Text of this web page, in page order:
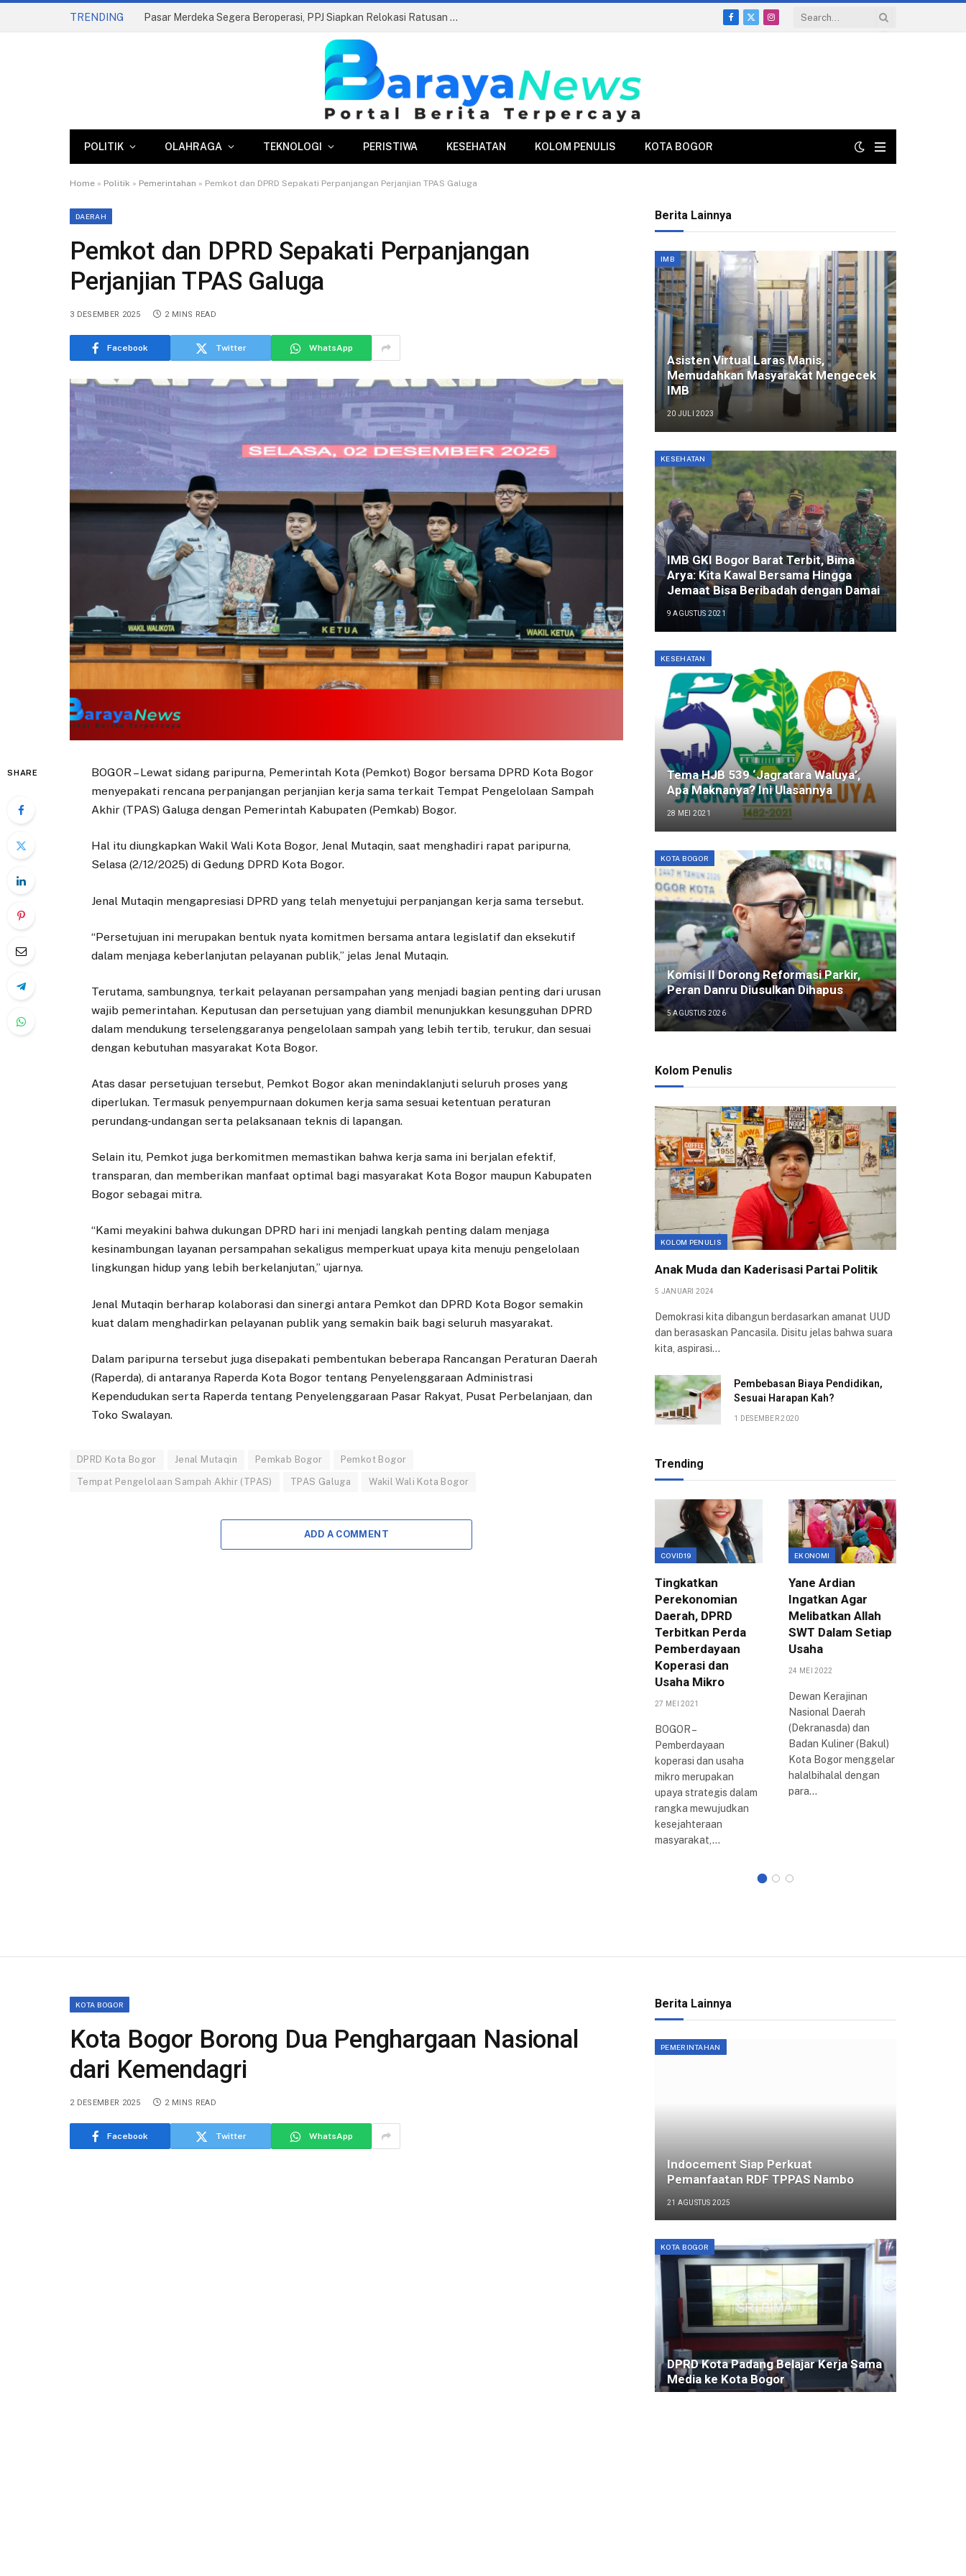
TRENDING Pasar Merdeka Segera Beroperasi, PPJ Siapkan Relokasi Ratusan Pedagang dan PKL
Facebook
X
Instagram
POLITIK OLAHRAGA TEKNOLOGI PERISTIWA KESEHATAN KOLOM PENULIS KOTA BOGOR
Home » Politik » Pemerintahan » Pemkot dan DPRD Sepakati Perpanjangan Perjanjian TPAS Galuga
DAERAH
Pemkot dan DPRD Sepakati Perpanjangan
Perjanjian TPAS Galuga
3 DESEMBER 2025 2 MINS READ
Facebook Twitter WhatsApp
SHARE
BOGOR – Lewat sidang paripurna, Pemerintah Kota (Pemkot) Bogor bersama DPRD Kota Bogor
menyepakati rencana perpanjangan perjanjian kerja sama terkait Tempat Pengelolaan Sampah
Akhir (TPAS) Galuga dengan Pemerintah Kabupaten (Pemkab) Bogor.
Hal itu diungkapkan Wakil Wali Kota Bogor, Jenal Mutaqin, saat menghadiri rapat paripurna,
Selasa (2/12/2025) di Gedung DPRD Kota Bogor.
Jenal Mutaqin mengapresiasi DPRD yang telah menyetujui perpanjangan kerja sama tersebut.
“Persetujuan ini merupakan bentuk nyata komitmen bersama antara legislatif dan eksekutif
dalam menjaga keberlanjutan pelayanan publik,” jelas Jenal Mutaqin.
Terutama, sambungnya, terkait pelayanan persampahan yang menjadi bagian penting dari urusan
wajib pemerintahan. Keputusan dan persetujuan yang diambil menunjukkan kesungguhan DPRD
dalam mendukung terselenggaranya pengelolaan sampah yang lebih tertib, terukur, dan sesuai
dengan kebutuhan masyarakat Kota Bogor.
Atas dasar persetujuan tersebut, Pemkot Bogor akan menindaklanjuti seluruh proses yang
diperlukan. Termasuk penyempurnaan dokumen kerja sama sesuai ketentuan peraturan
perundang-undangan serta pelaksanaan teknis di lapangan.
Selain itu, Pemkot juga berkomitmen memastikan bahwa kerja sama ini berjalan efektif,
transparan, dan memberikan manfaat optimal bagi masyarakat Kota Bogor maupun Kabupaten
Bogor sebagai mitra.
“Kami meyakini bahwa dukungan DPRD hari ini menjadi langkah penting dalam menjaga
kesinambungan layanan persampahan sekaligus memperkuat upaya kita menuju pengelolaan
lingkungan hidup yang lebih berkelanjutan,” ujarnya.
Jenal Mutaqin berharap kolaborasi dan sinergi antara Pemkot dan DPRD Kota Bogor semakin
kuat dalam menghadirkan pelayanan publik yang semakin baik bagi seluruh masyarakat.
Dalam paripurna tersebut juga disepakati pembentukan beberapa Rancangan Peraturan Daerah
(Raperda), di antaranya Raperda Kota Bogor tentang Penyelenggaraan Administrasi
Kependudukan serta Raperda tentang Penyelenggaraan Pasar Rakyat, Pusat Perbelanjaan, dan
Toko Swalayan.
DPRD Kota Bogor Jenal Mutaqin Pemkab Bogor Pemkot Bogor
Tempat Pengelolaan Sampah Akhir (TPAS) TPAS Galuga Wakil Wali Kota Bogor
ADD A COMMENT
Berita Lainnya
IMB
Asisten Virtual Laras Manis,
Memudahkan Masyarakat Mengecek
IMB
20 JULI 2023
KESEHATAN
IMB GKI Bogor Barat Terbit, Bima
Arya: Kita Kawal Bersama Hingga
Jemaat Bisa Beribadah dengan Damai
9 AGUSTUS 2021
KESEHATAN
Tema HJB 539 ‘Jagratara Waluya’,
Apa Maknanya? Ini Ulasannya
28 MEI 2021
KOTA BOGOR
Komisi II Dorong Reformasi Parkir,
Peran Danru Diusulkan Dihapus
5 AGUSTUS 2026
Kolom Penulis
KOLOM PENULIS
Anak Muda dan Kaderisasi Partai Politik
5 JANUARI 2024
Demokrasi kita dibangun berdasarkan amanat UUD
dan berasaskan Pancasila. Disitu jelas bahwa suara
kita, aspirasi…
Pembebasan Biaya Pendidikan,
Sesuai Harapan Kah?
1 DESEMBER 2020
Trending
COVID19
Tingkatkan
Perekonomian
Daerah, DPRD
Terbitkan Perda
Pemberdayaan
Koperasi dan
Usaha Mikro
27 MEI 2021
BOGOR –
Pemberdayaan
koperasi dan usaha
mikro merupakan
upaya strategis dalam
rangka mewujudkan
kesejahteraan
masyarakat,…
EKONOMI
Yane Ardian
Ingatkan Agar
Melibatkan Allah
SWT Dalam Setiap
Usaha
24 MEI 2022
Dewan Kerajinan
Nasional Daerah
(Dekranasda) dan
Badan Kuliner (Bakul)
Kota Bogor menggelar
halalbihalal dengan
para…
KOTA BOGOR
Kota Bogor Borong Dua Penghargaan Nasional
dari Kemendagri
2 DESEMBER 2025 2 MINS READ
Facebook Twitter WhatsApp
Berita Lainnya
PEMERINTAHAN
Indocement Siap Perkuat
Pemanfaatan RDF TPPAS Nambo
21 AGUSTUS 2025
KOTA BOGOR
DPRD Kota Padang Belajar Kerja Sama
Media ke Kota Bogor